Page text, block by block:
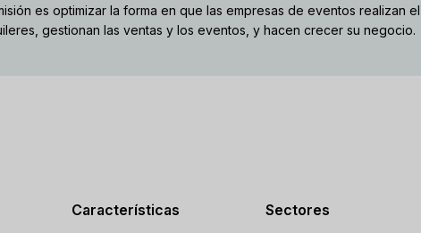
es optimizar la forma en que las empresas de eventos realizan el
gestionan las ventas y los eventos, y hacen crecer su negocio.
Características Sectores